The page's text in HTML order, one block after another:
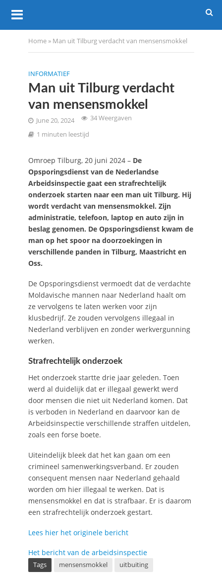
Home» Man uit Tilburg verdacht van mensensmokkel
INFORMATIEF
Man uit Tilburg verdacht
van mensensmokkel
June 20, 2024
34 Weergaven
1 minuten leestijd
Omroep Tilburg, 20 juni 2024 – De
Opsporingsdienst van de Nederlandse
Arbeidsinspectie gaat een strafrechtelijk
onderzoek starten naar een man uit Tilburg. Hij
wordt verdacht van mensensmokkel. Zijn
administratie, telefoon, laptop en auto zijn in
beslag genomen. De Opsporingsdienst kwam de
man op het spoor na doorzoekingen in
verschillende panden in Tilburg, Maastricht en
Oss.
De Opsporingsdienst vermoedt dat de verdachte
Moldavische mannen naar Nederland haalt om
ze vervolgens te laten werken voor zijn
klusbedrijf. Ze zouden vervolgens illegaal in
Nederland verblijven en zonder werkvergunning
werken.
Strafrechtelijk onderzoek
Het onderzoek startte drie jaar geleden. Toen
werd al duidelijk dat er illegaal gewerkt werd
door mensen die niet uit Nederland komen. Dat
is verboden in Nederland en daarvoor kan de
Arbeidsinspectie verschillende straffen uitdelen,
zoals een forse boete.
Uiteindelijk bleek dat het kan gaan om een
crimineel samenwerkingsverband. Er zouden
consequent mensen naar Nederland gehaald
worden om hier illegaal te werken. Dat is
mensensmokkel en dat is strafbaar. Er is daarom
een strafrechtelijk onderzoek gestart.
Lees hier het originele bericht
Het bericht van de arbeidsinspectie
Tags mensensmokkel uitbuiting